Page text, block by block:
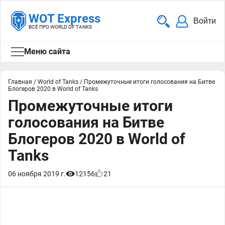
WOT Express
ВСЁ ПРО WORLD OF TANKS
Войти
Меню сайта
Главная / World of Tanks / Промежуточные итоги голосования на Битве
Блогеров 2020 в World of Tanks
Промежуточные итоги
голосования на Битве
Блогеров 2020 в World of
Tanks
06 ноября 2019 г. 12156 21